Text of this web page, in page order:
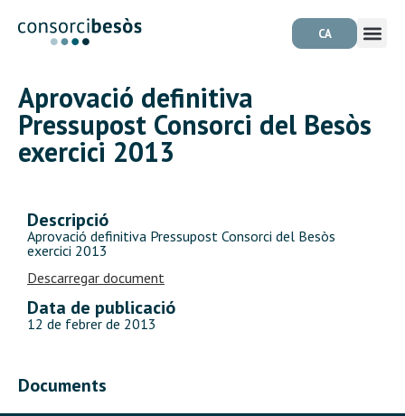
CA
Aprovació definitiva
Pressupost Consorci del Besòs
exercici 2013
Descripció
Aprovació definitiva Pressupost Consorci del Besòs
exercici 2013
Descarregar document
Data de publicació
12 de febrer de 2013
Documents